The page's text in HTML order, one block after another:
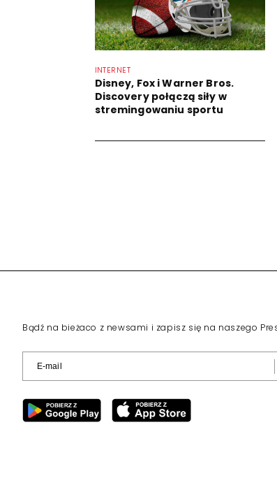
INTERNET
Disney, Fox i Warner Bros.
Discovery połączą siły w
stremingowaniu sportu
Bądź na bieżaco z newsami i zapisz się na naszego